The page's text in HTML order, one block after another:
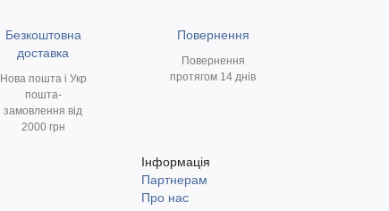
Безкоштовна
доставка
Нова пошта і Укр
пошта-
замовлення від
2000 грн
Повернення
Повернення
протягом 14 днів
Інформація
Партнерам
Про нас